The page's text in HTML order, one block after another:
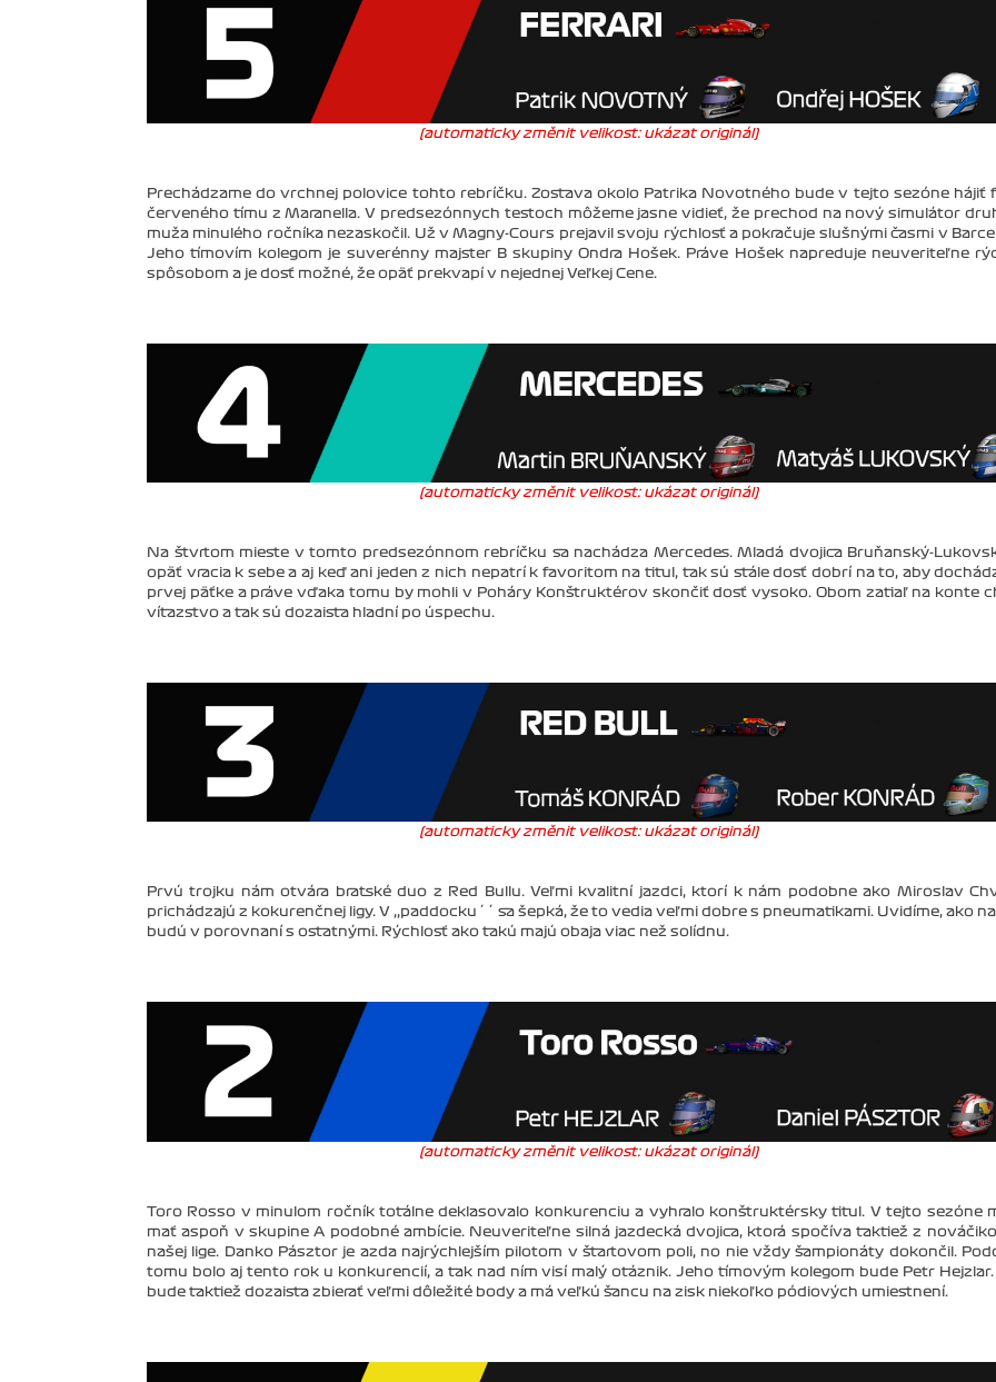
(automaticky změnit velikost: ukázat originál)
Prechádzame do vrchnej polovice tohto rebríčku. Zostava okolo Patrika Novotného bude v tejto sezóne hájiť
červeného tímu z Maranella. V predsezónnych testoch môžeme jasne vidieť, že prechod na nový simulátor
muža minulého ročníka nezaskočil. Už v Magny-Cours prejavil svoju rýchlosť a pokračuje slušnými časmi v
Jeho tímovím kolegom je suverénny majster B skupiny Ondra Hošek. Práve Hošek napreduje neuveriteľne
spôsobom a je dosť možné, že opäť prekvapí v nejednej Veľkej Cene.
(automaticky změnit velikost: ukázat originál)
Na štvrtom mieste v tomto predsezónnom rebríčku sa nachádza Mercedes. Mladá dvojica Bruňanský-
opäť vracia k sebe a aj keď ani jeden z nich nepatrí k favoritom na titul, tak sú stále dosť dobrí na to, aby
prvej päťke a práve vďaka tomu by mohli v Poháry Konštruktérov skončiť dosť vysoko. Obom zatiaľ na konte
víťazstvo a tak sú dozaista hladní po úspechu.
(automaticky změnit velikost: ukázat originál)
Prvú trojku nám otvára bratské duo z Red Bullu. Veľmi kvalitní jazdci, ktorí k nám podobne ako Miroslav
prichádzajú z kokurenčnej ligy. V ,,paddocku´´ sa šepká, že to vedia veľmi dobre s pneumatikami. Uvidíme, ako
budú v porovnaní s ostatnými. Rýchlosť ako takú majú obaja viac než solídnu.
(automaticky změnit velikost: ukázat originál)
Toro Rosso v minulom ročník totálne deklasovalo konkurenciu a vyhralo konštruktérsky titul. V tejto sezóne
mať aspoň v skupine A podobné ambície. Neuveriteľne silná jazdecká dvojica, ktorá spočíva taktiež z
našej lige. Danko Pásztor je azda najrýchlejším pilotom v štartovom poli, no nie vždy šampionáty dokončil.
tomu bolo aj tento rok u konkurencií, a tak nad ním visí malý otáznik. Jeho tímovým kolegom bude Petr
bude taktiež dozaista zbierať veľmi dôležité body a má veľkú šancu na zisk niekoľko pódiových umiestnení.